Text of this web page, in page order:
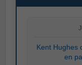
Kent Hughes
en